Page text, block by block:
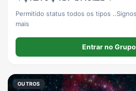
Permitido status todos os tipos ..Signos, wallpaper e muito
mais
Entrar no Grupo
OUTROS